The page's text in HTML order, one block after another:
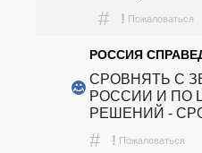
# ! Пожаловаться
РОССИЯ
СРОВНЯТЬ С
РОССИИ И ПО
РЕШЕНИЙ -
# ! Пожаловаться